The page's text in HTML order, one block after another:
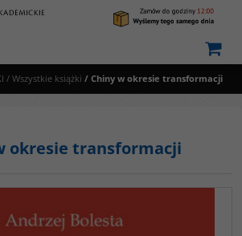
/ Wszystkie książki / Chiny w okresie transformacji
okresie transformacji